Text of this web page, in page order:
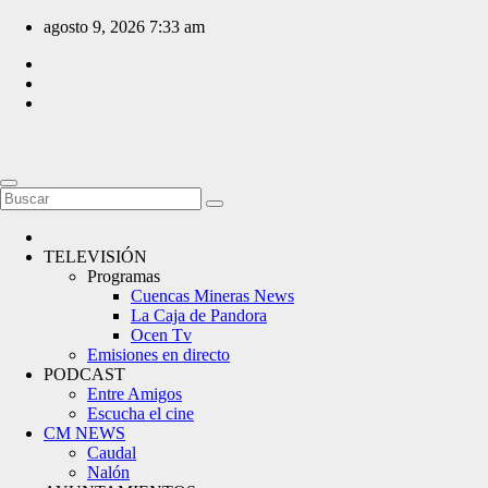
Saltar
contenido
agosto 9, 2026 7:33 am
TELEVISIÓN
Programas
Cuencas Mineras News
La Caja de Pandora
Ocen Tv
Emisiones en directo
PODCAST
Entre Amigos
Escucha el cine
CM NEWS
Caudal
Nalón